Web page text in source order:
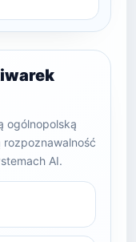
ogólnopolską
AI.